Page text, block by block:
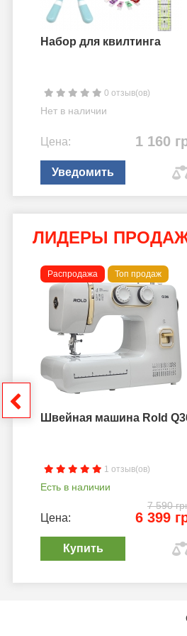
Набор для квилтинга
0 отзыв(ов)
Нет в наличии
Цена: 1 160
Уведомить
ЛИДЕРЫ
Распродажа Топ продаж
Швейная машина Rold
1 отзыв(ов)
Есть в наличии
7 590
Цена: 6 399
Купить